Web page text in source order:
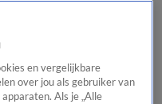
en vergelijkbare
over jou als gebruiker van
Als je „Alle